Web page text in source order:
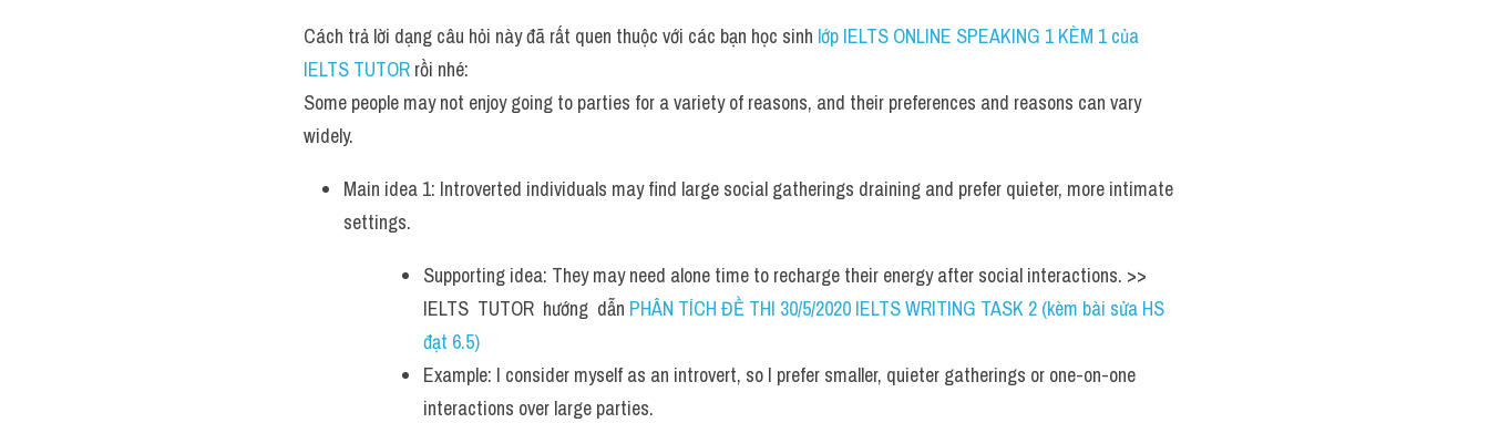
Cách trả lời dạng câu hỏi này đã rất quen thuộc với các bạn học sinh lớp IELTS ONLINE SPEAKING 1 KÈM 1 của
IELTS TUTOR rồi nhé:
Some people may not enjoy going to parties for a variety of reasons, and their preferences and reasons can vary
widely.
Main idea 1: Introverted individuals may find large social gatherings draining and prefer quieter, more intimate
settings.
Supporting idea: They may need alone time to recharge their energy after social interactions. >>
IELTS  TUTOR  hướng  dẫn PHÂN TÍCH ĐỀ THI 30/5/2020 IELTS WRITING TASK 2 (kèm bài sửa HS
đạt 6.5)
Example: I consider myself as an introvert, so I prefer smaller, quieter gatherings or one-on-one
interactions over large parties.